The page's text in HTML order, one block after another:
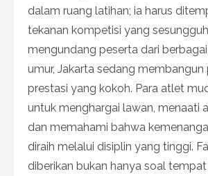
dalam ruang latihan; ia harus
tekanan kompetisi yang
mengundang peserta dari
umur, Jakarta sedang membangun
prestasi yang kokoh. Para atlet
untuk menghargai lawan, menaati
dan memahami bahwa
diraih melalui disiplin yang tinggi.
diberikan bukan hanya soal tempat